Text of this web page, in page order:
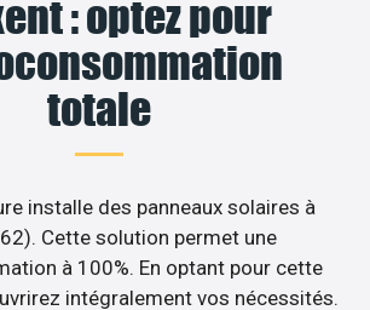
: optez pour
totale
installe des panneaux solaires à
Cette solution permet une
à 100%. En optant pour cette
intégralement vos nécessités.